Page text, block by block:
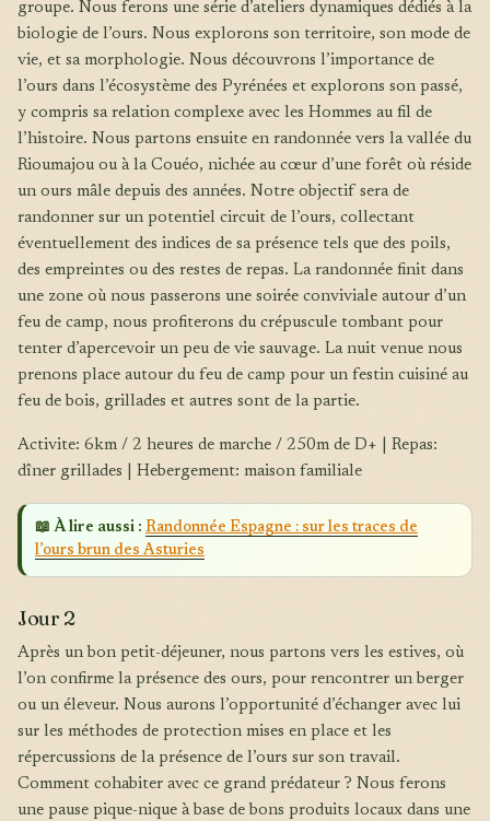
groupe. Nous ferons une série d’ateliers dynamiques dédiés à la
biologie de l’ours. Nous explorons son territoire, son mode de
vie, et sa morphologie. Nous découvrons l’importance de
l’ours dans l’écosystème des Pyrénées et explorons son passé,
y compris sa relation complexe avec les Hommes au fil de
l’histoire. Nous partons ensuite en randonnée vers la vallée du
Rioumajou ou à la Couéo, nichée au cœur d’une forêt où réside
un ours mâle depuis des années. Notre objectif sera de
randonner sur un potentiel circuit de l’ours, collectant
éventuellement des indices de sa présence tels que des poils,
des empreintes ou des restes de repas. La randonnée finit dans
une zone où nous passerons une soirée conviviale autour d’un
feu de camp, nous profiterons du crépuscule tombant pour
tenter d’apercevoir un peu de vie sauvage. La nuit venue nous
prenons place autour du feu de camp pour un festin cuisiné au
feu de bois, grillades et autres sont de la partie.
Activite: 6km / 2 heures de marche / 250m de D+ | Repas:
dîner grillades | Hebergement: maison familiale
📖 À lire aussi : Randonnée Espagne : sur les traces de
l’ours brun des Asturies
Jour 2
Après un bon petit-déjeuner, nous partons vers les estives, où
l’on confirme la présence des ours, pour rencontrer un berger
ou un éleveur. Nous aurons l’opportunité d’échanger avec lui
sur les méthodes de protection mises en place et les
répercussions de la présence de l’ours sur son travail.
Comment cohabiter avec ce grand prédateur ? Nous ferons
une pause pique-nique à base de bons produits locaux dans une